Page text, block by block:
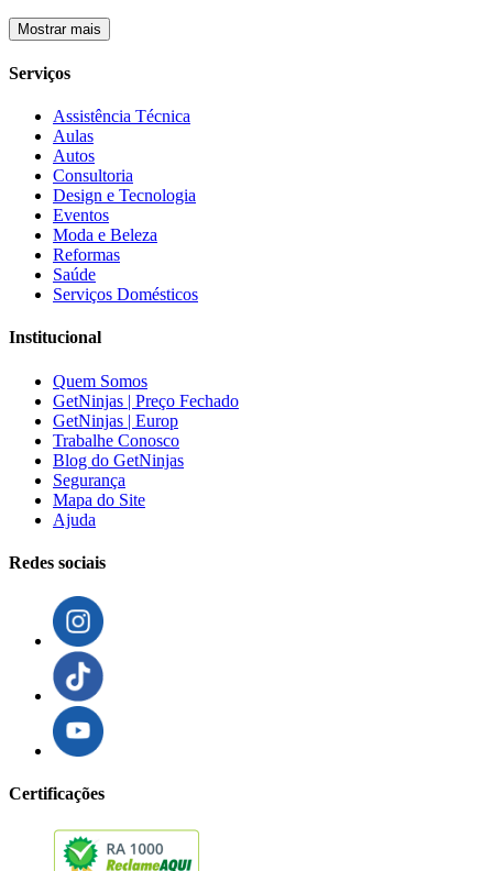
Mostrar mais
Serviços
Assistência Técnica
Aulas
Autos
Consultoria
Design e Tecnologia
Eventos
Moda e Beleza
Reformas
Saúde
Serviços Domésticos
Institucional
Quem Somos
GetNinjas | Preço Fechado
GetNinjas | Europ
Trabalhe Conosco
Blog do GetNinjas
Segurança
Mapa do Site
Ajuda
Redes sociais
Certificações